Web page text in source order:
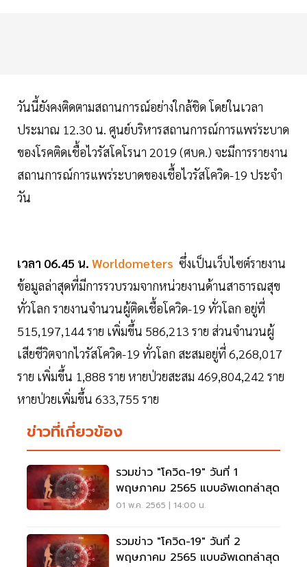
วันนี้ยังคงติดตามสถานการณ์อย่างใกล้ชิด โดยในเวลา
ประมาณ 12.30 น. ศูนย์บริหารสถานการณ์การแพร่ระบาด
ของโรคติดเชื้อไวรัสโคโรนา 2019 (ศบค.) จะมีการรายงาน
สถานการณ์การแพร่ระบาดของเชื้อไวรัสโควิด-19 ประจำ
วัน
เวลา 06.45 น. Worldometers ซึ่งเป็นเว็บไซต์รายงาน
ข้อมูลล่าสุดที่มีการรวบรวมจากหน่วยงานด้านสาธารณสุข
ทั่วโลก รายงานจำนวนผู้ติดเชื้อโควิด-19 ทั่วโลก อยู่ที่
515,197,144 ราย เพิ่มขึ้น 586,213 ราย ส่วนจำนวนผู้
เสียชีวิตจากไวรัสโควิด-19 ทั่วโลก สะสมอยู่ที่ 6,268,017
ราย เพิ่มขึ้น 1,888 ราย หายป่วยสะสม 469,804,242 ราย
หายป่วยเพิ่มขึ้น 633,755 ราย
ข่าวที่เกี่ยวข้อง
รวมข่าว "โควิด-19" วันที่ 1
พฤษภาคม 2565 แบบอัพเดทล่าสุด
01 พ.ค. 2565 | 14:00 น.
รวมข่าว "โควิด-19" วันที่ 2
พฤษภาคม 2565 แบบอัพเดทล่าสุด